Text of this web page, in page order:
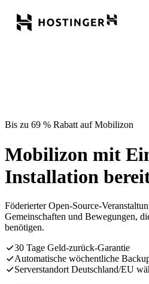
Bis zu 69 % Rabatt auf Mobilizon
Mobilizon mit
Installation
Föderierter Open-Source-
Gemeinschaften und Bewegungen,
benötigen.
30 Tage Geld-zurück-Garantie
Automatische wöchentliche
Serverstandort Deutschland/EU